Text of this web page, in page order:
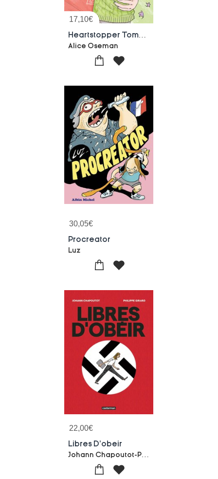
17,10€
Alice Oseman
30,05€
Procreator
Luz
22,00€
Libres D'obeir